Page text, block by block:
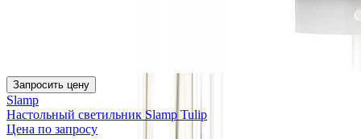
Запросить цену
Slamp
Настольный светильник Slamp Tulip
Цена по запросу